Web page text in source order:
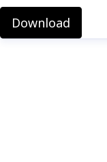
Download